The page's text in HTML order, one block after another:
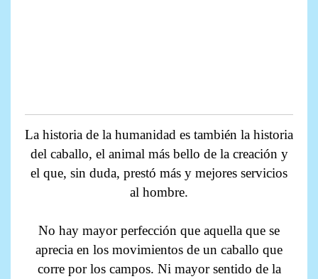
La historia de la humanidad es también la historia
del caballo, el animal más bello de la creación y
el que, sin duda, prestó más y mejores servicios
al hombre.
No hay mayor perfección que aquella que se
aprecia en los movimientos de un caballo que
corre por los campos. Ni mayor sentido de la